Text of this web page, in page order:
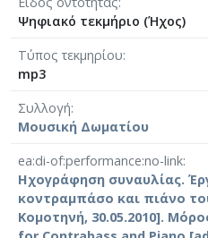
Ψηφιακό τεκμήριο (Ήχος)
Τύπος τεκμηρίου
mp3
Συλλογή
Μουσική Δωματίου
ea:di-of:performance:no-link
Ηχογράφηση συναυλίας.
κοντραμπάσο και πιάνο
Κομοτηνή, 30.05.2010].